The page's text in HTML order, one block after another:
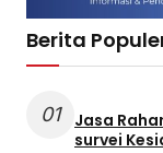
Berita
01
Jasa
survei